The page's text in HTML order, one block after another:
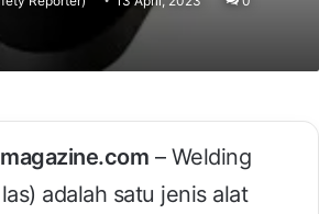
– Welding
adalah satu jenis alat